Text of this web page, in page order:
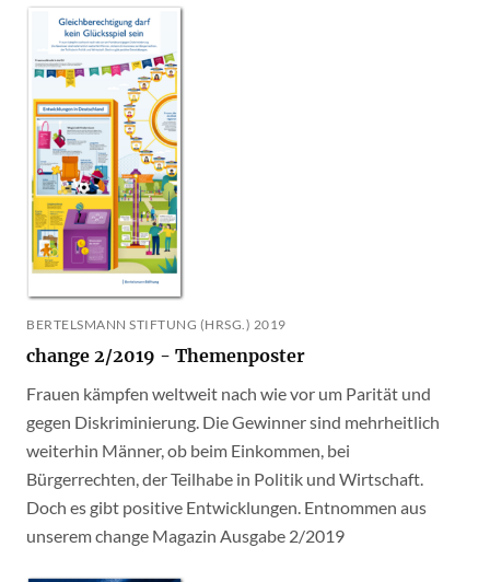
BERTELSMANN STIFTUNG (HRSG.) 2019
change 2/2019 - Themenposter
Frauen kämpfen weltweit nach wie vor um Parität und
gegen Diskriminierung. Die Gewinner sind mehrheitlich
weiterhin Männer, ob beim Einkommen, bei
Bürgerrechten, der Teilhabe in Politik und Wirtschaft.
Doch es gibt positive Entwicklungen. Entnommen aus
unserem change Magazin Ausgabe 2/2019